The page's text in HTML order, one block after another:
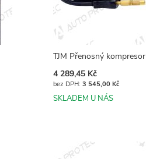
TJM Přenosný kompresor
4 289,45 Kč
3 545,00 Kč
SKLADEM U NÁS